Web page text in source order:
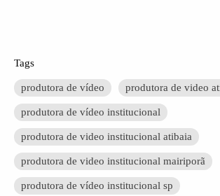
Tags
produtora de vídeo produtora de video
produtora de vídeo institucional
produtora de video institucional atibaia
produtora de video institucional mairiporã
produtora de vídeo institucional sp